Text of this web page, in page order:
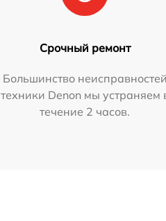
Срочный ремонт
Большинство неисправностей
техники Denon мы устраняем
течение 2 часов.